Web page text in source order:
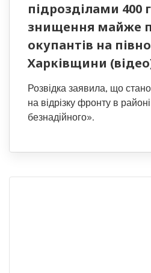
підрозділами 400
знищення майже
окупантів на
Харківщини
Розвідка заявила, що
на відрізку фронту в
безнадійного».